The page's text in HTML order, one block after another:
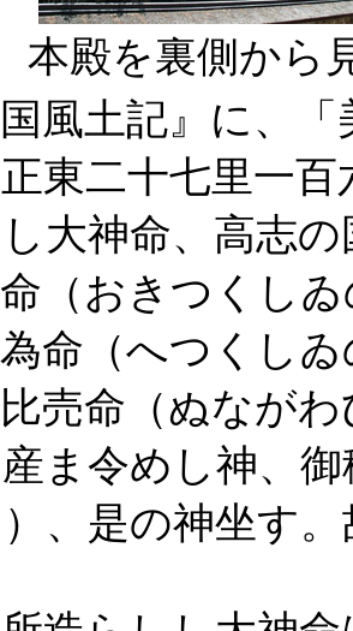
本殿を裏側から
国風土記』に、
東二十七里一
大神命、高志
（おきつくし
命（へつくし
売命（ぬなが
ま令めし神、
、是の神坐す